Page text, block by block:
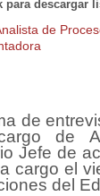
para descargar
de
de
de
Jefede
cargo el
del